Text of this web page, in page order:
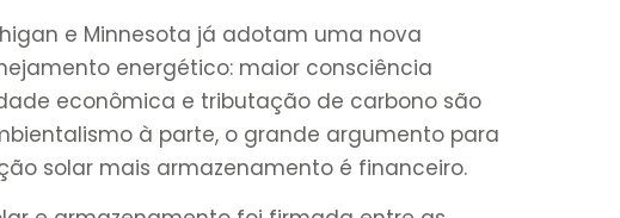
e Minnesota já adotam uma nova
energético: maior consciência
econômica e tributação de carbono são
à parte, o grande argumento para
solar mais armazenamento é financeiro.